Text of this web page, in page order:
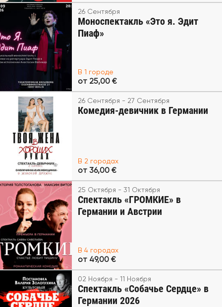
26 Сентября
Моноспектакль «Это я. Эдит
Пиаф»
В 1 городе
от 25,00 €
26 Сентября - 27 Сентября
Комедия-девичник в Германии
В 2 городах
от 36,00 €
25 Октября - 31 Октября
Спектакль «ГРОМКИЕ» в
Германии и Австрии
В 4 городах
от 49,00 €
02 Ноября - 11 Ноября
Спектакль «Собачье Сердце» в
Германии 2026